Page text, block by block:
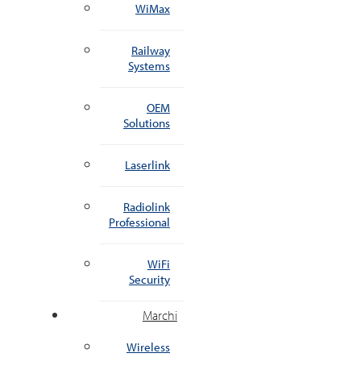
WiMax
Railway
Systems
OEM
Solutions
Laserlink
Radiolink
Professional
WiFi
Security
Marchi
Wireless